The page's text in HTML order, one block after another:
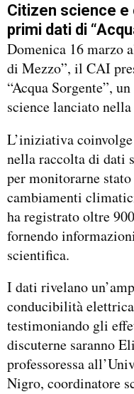
Citizen science
primi dati di
Domenica 16 marzo
di Mezzo”, il CAI
“Acqua Sorgente”,
science lanciato
L’iniziativa
nella raccolta di dati
per monitorarne
cambiamenti
ha registrato oltre
fornendo
scientifica.
I dati rivelano
conducibilità elettrica
testimoniando gli
discuterne saranno
professoressa
Nigro, coordinatore